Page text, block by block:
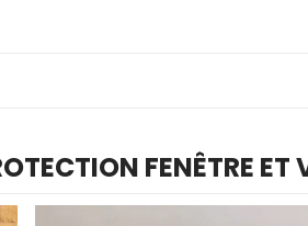
FENÊTRE ET